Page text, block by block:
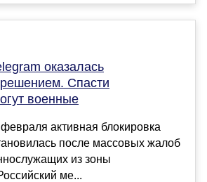
оказалась
Спасти
военные
активная блокировка
после массовых жалоб
из зоны
ме...